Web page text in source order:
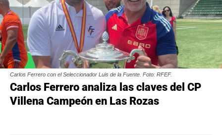
Carlos Ferrero con el Seleccionador Luis de la Fuente. Foto: RFEF.
Carlos Ferrero analiza las claves del CP
Villena Campeón en Las Rozas